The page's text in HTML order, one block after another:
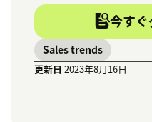
今す
Sales trends
更新日 2023年8月16日